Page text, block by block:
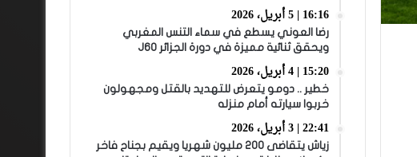
16:16 | 5 أبريل، 2026
رضا العوني يسطع في سماء التنس المغربي
ويحقق ثنائية مميزة في دورة الجزائر J60
15:20 | 4 أبريل، 2026
خطير .. دومو يتعرض للتهديد بالقتل ومجهولون
خربوا سيارته أمام منزله
22:41 | 3 أبريل، 2026
زياش يتقاضى 200 مليون شهريا ويقيم بجناح فاخر